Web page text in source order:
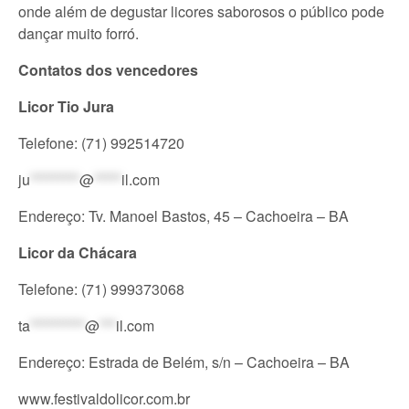
onde além de degustar licores saborosos o público pode
dançar muito forró.
Contatos dos vencedores
Licor Tio Jura
Telefone: (71) 992514720
ju
@
il.com
Endereço: Tv. Manoel Bastos, 45 – Cachoeira – BA
Licor da Chácara
Telefone: (71) 999373068
ta
@
il.com
Endereço: Estrada de Belém, s/n – Cachoeira – BA
www.festivaldolicor.com.br